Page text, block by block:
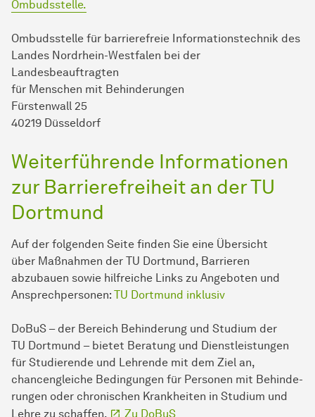
Ombudsstelle.
Ombudsstelle für barrierefreie In­for­ma­ti­ons­tech­nik des
Landes Nordrhein-Westfalen bei der
Landesbeauftragten
für Men­schen mit Be­hin­de­run­gen
Fürstenwall 25
40219 Düsseldorf
Weiterführende In­for­ma­ti­onen
zur Barrierefreiheit an der TU
Dort­mund
Auf der folgenden Seite finden Sie eine Übersicht
über Maß­nahmen der TU Dort­mund, Barrieren
abzubauen sowie hilfreiche Links zu An­ge­boten und
Ansprechpersonen: TU Dort­mund inklusiv
DoBuS – der Bereich Be­hin­derung und Studium der
TU Dort­mund – bietet Beratung und Dienstleistungen
für Stu­die­ren­de und Lehrende mit dem Ziel an,
chancengleiche Bedingungen für Personen mit Be­hin­de­
run­gen oder chronischen Krankheiten in Studium und
Lehre zu schaffen.
Zu DoBuS